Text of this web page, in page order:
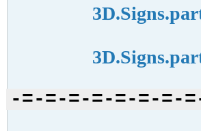
=-=-=-=-=-=-=-